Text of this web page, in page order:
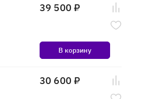
39 500 ₽
В корзину
30 600 ₽